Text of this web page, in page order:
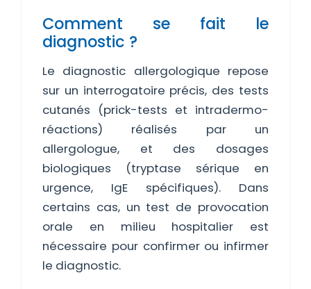
Comment se fait le
diagnostic ?
Le diagnostic allergologique repose
sur un interrogatoire précis, des tests
cutanés (prick-tests et intradermo-
réactions) réalisés par un
allergologue, et des dosages
biologiques (tryptase sérique en
urgence, IgE spécifiques). Dans
certains cas, un test de provocation
orale en milieu hospitalier est
nécessaire pour confirmer ou infirmer
le diagnostic.